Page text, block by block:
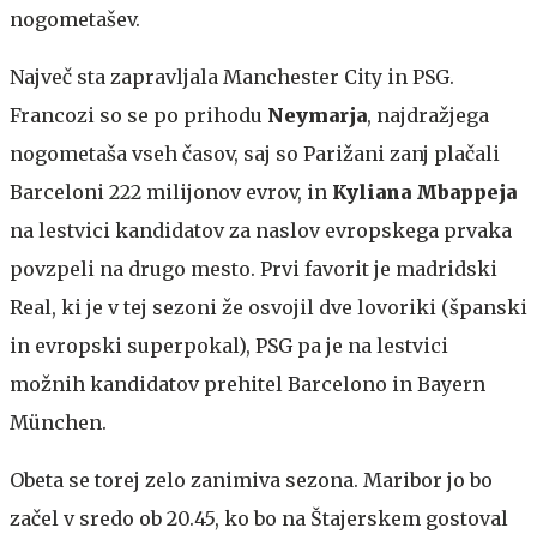
nogometašev.
Največ sta zapravljala Manchester City in PSG.
Francozi so se po prihodu Neymarja, najdražjega
nogometaša vseh časov, saj so Parižani zanj plačali
Barceloni 222 milijonov evrov, in Kyliana Mbappeja
na lestvici kandidatov za naslov evropskega prvaka
povzpeli na drugo mesto. Prvi favorit je madridski
Real, ki je v tej sezoni že osvojil dve lovoriki (španski
in evropski superpokal), PSG pa je na lestvici
možnih kandidatov prehitel Barcelono in Bayern
München.
Obeta se torej zelo zanimiva sezona. Maribor jo bo
začel v sredo ob 20.45, ko bo na Štajerskem gostoval